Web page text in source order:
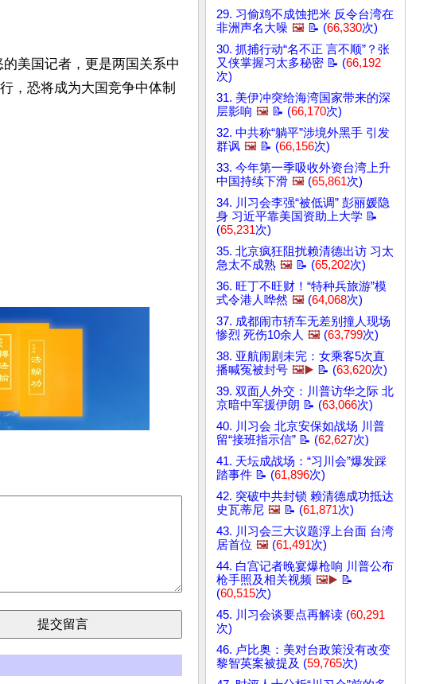
美国记者，更是两国关系中
，恐将成为大国竞争中体制
29. 习偷鸡不成蚀把米 反令台湾在
非洲声名大噪 🖼️ 📝 (66,330次)
30. 抓捕行动“名不正 言不顺”？张
又侠掌握习太多秘密 📝 (66,192
次)
31. 美伊冲突给海湾国家带来的深
层影响 🖼️ 📝 (66,170次)
32. 中共称“躺平”涉境外黑手 引发
群讽 🖼️ 📝 (66,156次)
33. 今年第一季吸收外资台湾上升
中国持续下滑 🖼️ (65,861次)
34. 川习会李强“被低调” 彭丽媛隐
身 习近平靠美国资助上大学 📝
(65,231次)
35. 北京疯狂阻扰赖清德出访 习太
急太不成熟 🖼️ 📝 (65,202次)
36. 旺丁不旺财！“特种兵旅游”模
式令港人哗然 🖼️ (64,068次)
37. 成都闹市轿车无差别撞人现场
惨烈 死伤10余人 🖼️ (63,799次)
38. 亚航闹剧未完：女乘客5次直
播喊冤被封号 🖼️▶️ 📝 (63,620次)
39. 双面人外交：川普访华之际 北
京暗中军援伊朗 📝 (63,066次)
40. 川习会 北京安保如战场 川普
留“接班指示信” 📝 (62,627次)
41. 天坛成战场：“习川会”爆发踩
踏事件 📝 (61,896次)
42. 突破中共封锁 赖清德成功抵达
史瓦蒂尼 🖼️ 📝 (61,871次)
43. 川习会三大议题浮上台面 台湾
居首位 🖼️ (61,491次)
44. 白宫记者晚宴爆枪响 川普公布
枪手照及相关视频 🖼️▶️ 📝
(60,515次)
45. 川习会谈要点再解读 (60,291
次)
46. 卢比奥：美对台政策没有改变
黎智英案被提及 (59,765次)